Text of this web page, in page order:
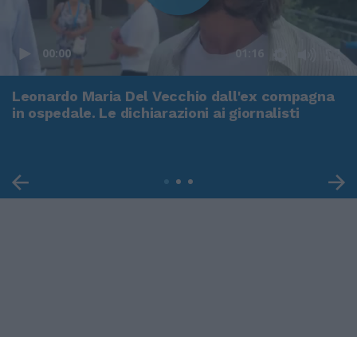
00:00 01:16
Leonardo Maria Del Vecchio dall'ex compagna
in ospedale. Le dichiarazioni ai giornalisti